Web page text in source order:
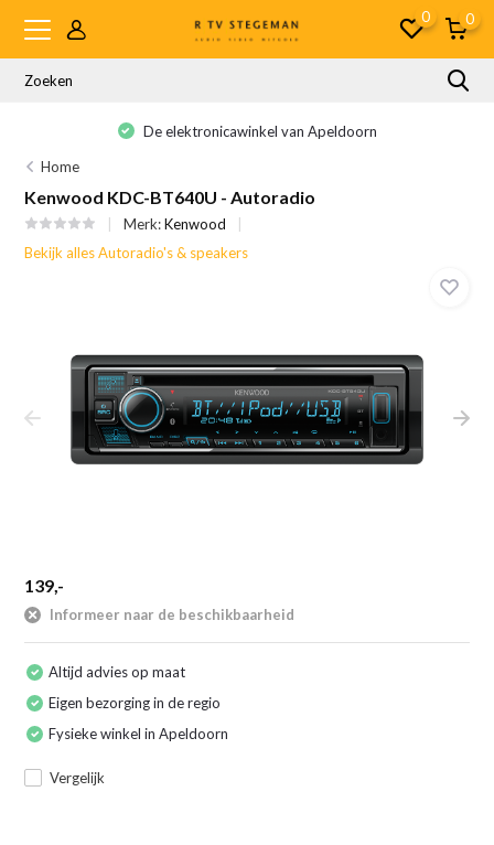
0 0
De elektronicawinkel van Apeldoorn
Home
Kenwood KDC-BT640U - Autoradio
Merk:Kenwood
Bekijk alles Autoradio's & speakers
139,-
Informeer naar de beschikbaarheid
Altijd advies op maat
Eigen bezorging in de regio
Fysieke winkel in Apeldoorn
Vergelijk